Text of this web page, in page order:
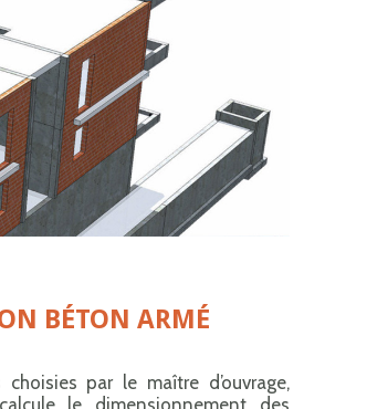
BÉTON ARMÉ
par le maître d’ouvrage,